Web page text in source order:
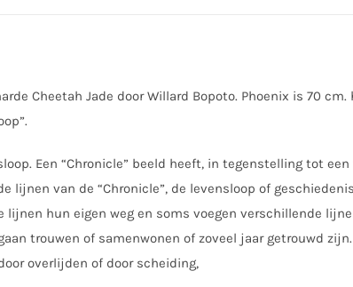
Cheetah Jade door Willard Bopoto. Phoenix is 70
Een “Chronicle” beeld heeft, in tegenstelling tot
lijnen van de “Chronicle”, de levensloop of
lijnen hun eigen weg en soms voegen verschillende
trouwen of samenwonen of zoveel jaar getrouwd
overlijden of door scheiding,